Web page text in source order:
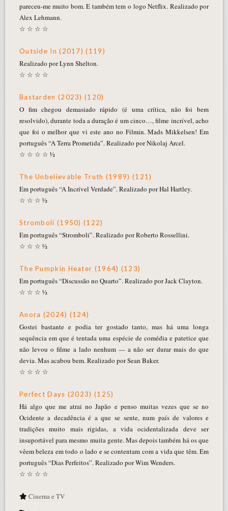
pareceu-me muito bom. E também tem o logo Netflix. Realizado por
Alex Lehmann.
☆ ☆ ☆ ☆
Outside In (2017) (119)
Realizado por Lynn Shelton.
☆ ☆ ☆ ☆
Bastarden (2023) (120)
O fim chegou demasiado rápido (é uma crítica, não foi bem
resolvido), durante toda a duração é um cinco…, filme incrível, acho
que foi o melhor que vi este ano no Filmin. Mads Mikkelsen! Em
português “A Terra Prometida”. Realizado por Nikolaj Arcel.
☆ ☆ ☆ ☆ ½
The Unbelievable Truth (1989) (121)
Em português “A Incrível Verdade”. Realizado por Hal Hartley.
☆ ☆ ☆ ½
Stromboli (1950) (122)
Em português “Stromboli”. Realizado por Roberto Rossellini.
☆ ☆ ☆ ½
The Pumpkin Heater (1964) (123)
Em português “Discussão no Quarto”. Realizado por Jack Clayton.
☆ ☆ ☆ ½
Anora (2024) (124)
Gostei bastante e podia ter gostado tanto, mas há uma longa
sequência em que é tentada uma espécie de comédia e patetice que
não levou o filme a lado nenhum — a não ser durar mais do que
devia. Mas acabou bem. Realizado por Sean Baker.
☆ ☆ ☆ ☆
Perfect Days (2023) (125)
Há algo que me atrai no Japão e penso muitas vezes que se no
Ocidente a decadência é a que se sente, num país de valores e
tradições muito mais rígidas, a vida ocidentalizada deve ser
insuportável para mesmo muita gente. Mas depois também há os que
vêem beleza em todo o lado e se contentam com a vida que têm. Em
português “Dias Perfeitos”. Realizado por Wim Wenders.
☆ ☆ ☆ ☆
Cinema e TV